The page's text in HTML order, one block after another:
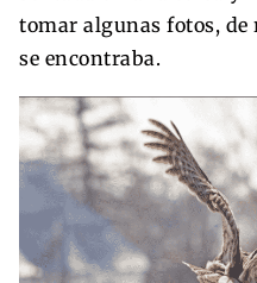
tomar algunas fotos, de
se encontraba.